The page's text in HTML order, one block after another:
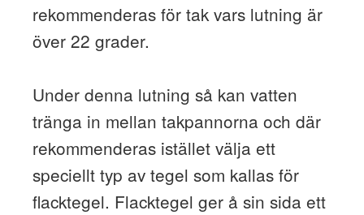
rekommenderas för tak vars lutning är
över 22 grader.
Under denna lutning så kan vatten
tränga in mellan takpannorna och där
rekommenderas istället välja ett
speciellt typ av tegel som kallas för
flacktegel. Flacktegel ger å sin sida ett